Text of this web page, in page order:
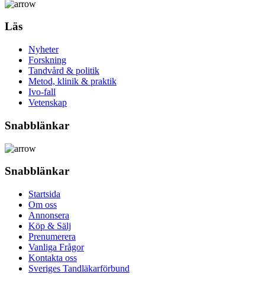
Läs
Nyheter
Forskning
Tandvård & politik
Metod, klinik & praktik
Ivo-fall
Vetenskap
Snabblänkar
Snabblänkar
Startsida
Om oss
Annonsera
Köp & Sälj
Prenumerera
Vanliga Frågor
Kontakta oss
Sveriges Tandläkarförbund